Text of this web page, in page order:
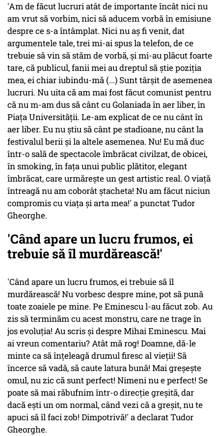
'Am de făcut lucruri atât de importante încât nici nu
am vrut să vorbim, nici să aducem vorbă în emisiune
despre ce s-a întâmplat. Nici nu aș fi venit, dat
argumentele tale, trei mi-ai spus la telefon, de ce
trebuie să vin să stăm de vorbă, și mi-au plăcut foarte
tare, că publicul, fanii mei au dreptul să știe poziția
mea, ei chiar iubindu-mă (...) Sunt târșit de asemenea
lucruri. Nu uita că am mai fost făcut comunist pentru
că nu m-am dus să cânt cu Golaniada în aer liber, în
Piața Universității. Le-am explicat de ce nu cânt în
aer liber. Eu nu știu să cânt pe stadioane, nu cânt la
festivalul berii și la altele asemenea. Nu! Eu mă duc
într-o sală de spectacole îmbrăcat civilzat, de obicei,
în smoking, în fața unui public plătitor, elegant
îmbrăcat, care urmărește un gest artistic real. O viață
întreagă nu am coborât ștacheta! Nu am făcut niciun
compromis cu viața și arta mea!' a punctat Tudor
Gheorghe.
'Când apare un lucru frumos, ei
trebuie să îl murdărească!'
'Când apare un lucru frumos, ei trebuie să îl
murdărească! Nu vorbesc despre mine, pot să pună
toate zoaiele pe mine. Pe Eminescu l-au făcut zob. Au
zis să terminăm cu acest monstru, care ne trage în
jos evoluția! Au scris și despre Mihai Eminescu. Mai
ai vreun comentariu? Atât mă rog! Doamne, dă-le
minte ca să înțeleagă drumul firesc al vieții! Să
încerce să vadă, să caute latura bună! Mai greșește
omul, nu zic că sunt perfect! Nimeni nu e perfect! Se
poate să mai răbufnim într-o direcție greșită, dar
dacă ești un om normal, când vezi că a greșit, nu te
apuci să îl faci zob! Dimpotrivă!' a declarat Tudor
Gheorghe.